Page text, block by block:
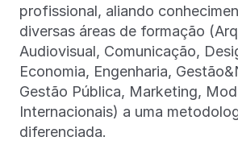
profissional, aliando
diversas áreas de formação
Audiovisual, Comunicação,
Economia, Engenharia,
Gestão Pública, Marketing,
Internacionais) a uma
diferenciada.